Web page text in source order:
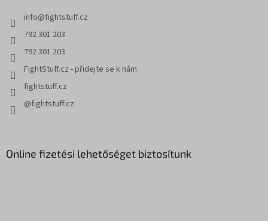
info@fightstuff.cz
792 301 203
792 301 203
FightStuff.cz - přidejte se k nám
fightstuff.cz
@fightstuff.cz
Online fizetési lehetőséget biztosítunk